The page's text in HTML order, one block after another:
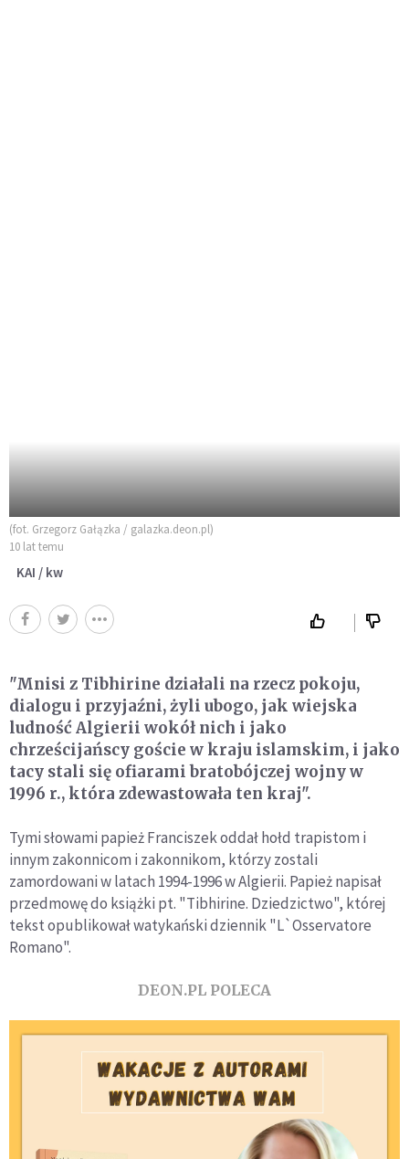
(fot. Grzegorz Gałązka / galazka.deon.pl)
10 lat temu
KAI / kw
"Mnisi z Tibhirine działali na rzecz pokoju,
dialogu i przyjaźni, żyli ubogo, jak wiejska
ludność Algierii wokół nich i jako
chrześcijańscy goście w kraju islamskim, i jako
tacy stali się ofiarami bratobójczej wojny w
1996 r., która zdewastowała ten kraj".
Tymi słowami papież Franciszek oddał hołd trapistom i
innym zakonnicom i zakonnikom, którzy zostali
zamordowani w latach 1994-1996 w Algierii. Papież napisał
przedmowę do książki pt. "Tibhirine. Dziedzictwo", której
tekst opublikował watykański dziennik "L`Osservatore
Romano".
DEON.PL POLECA